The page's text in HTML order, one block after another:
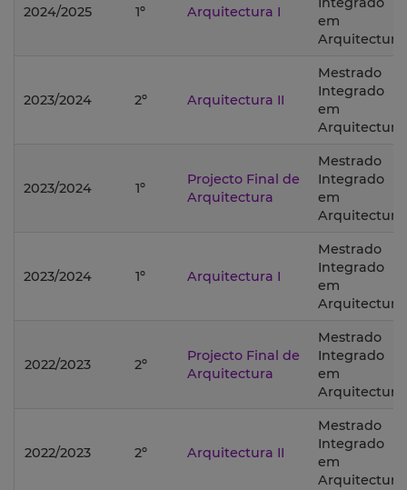
2024/2025 1º Arquitectura I
em
Arquitectura;
2023/2024 2º Arquitectura II
Mestrado
Integrado
em
Arquitectura;
2023/2024 1º
Projecto Final de
Arquitectura
Mestrado
Integrado
em
Arquitectura;
2023/2024 1º Arquitectura I
Mestrado
Integrado
em
Arquitectura;
2022/2023 2º
Projecto Final de
Arquitectura
Mestrado
Integrado
em
Arquitectura;
2022/2023 2º Arquitectura II
Mestrado
Integrado
em
Arquitectura;